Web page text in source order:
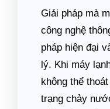
Giải pháp mà
công nghệ
pháp hiện đại
lý. Khi máy
không thể
trạng chảy